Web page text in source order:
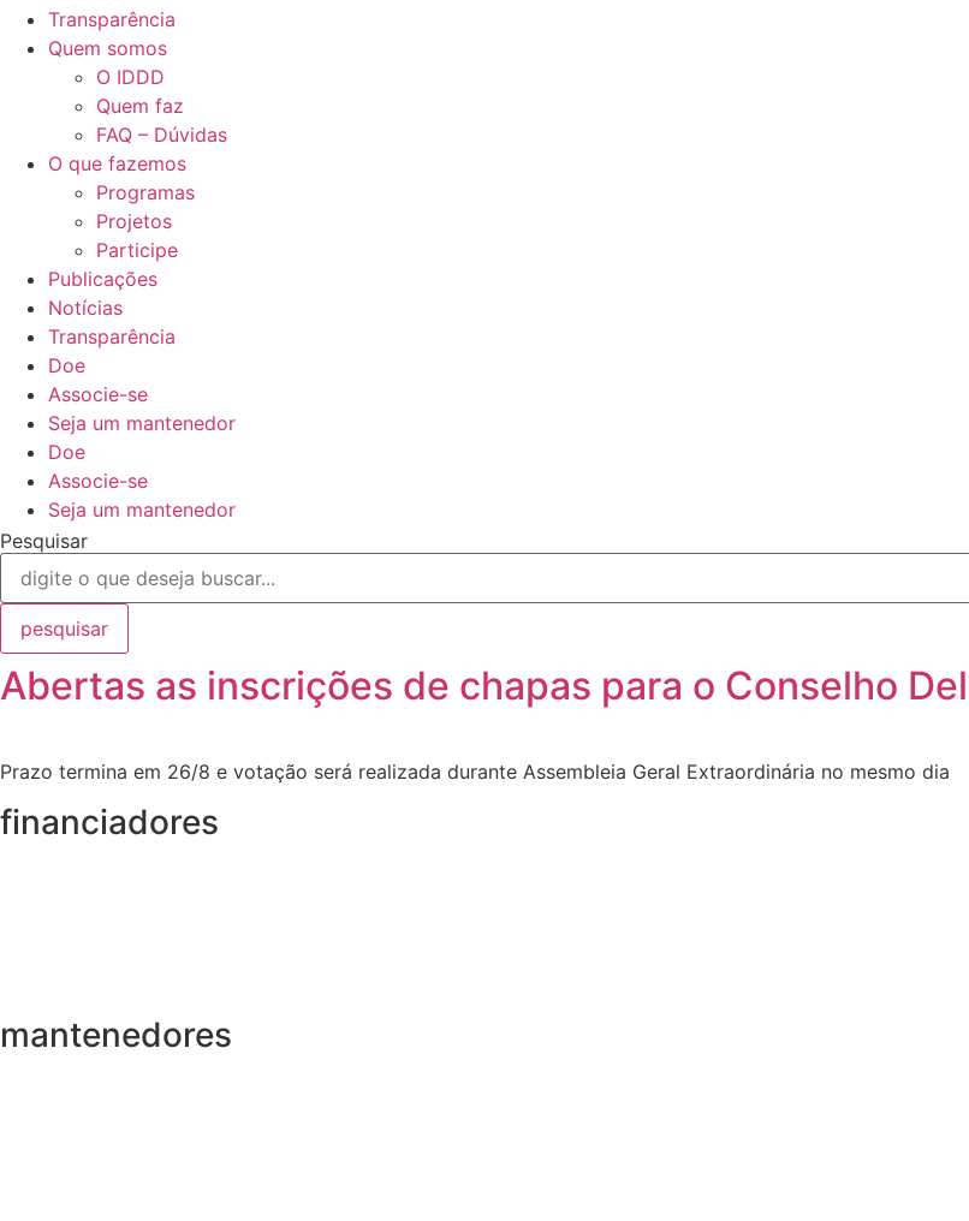
Transparência
Quem somos
O IDDD
Quem faz
FAQ – Dúvidas
O que fazemos
Programas
Projetos
Participe
Publicações
Notícias
Transparência
Doe
Associe-se
Seja um mantenedor
Doe
Associe-se
Seja um mantenedor
Pesquisar
pesquisar
Abertas as inscrições de chapas para o Conselho
Prazo termina em 26/8 e votação será realizada durante Assembleia Geral Extraordinária no mesmo dia
financiadores
mantenedores